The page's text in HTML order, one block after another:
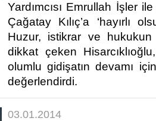
Yardımcısı Emrullah İşler
Çağatay Kılıç’a ‘hayırlı
Huzur, istikrar ve hukukun
dikkat çeken
olumlu gidişatın devamı
değerlendirdi.​
03.01.2014